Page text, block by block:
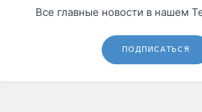
Все главные новости в нашем
ПОДПИСАТЬСЯ